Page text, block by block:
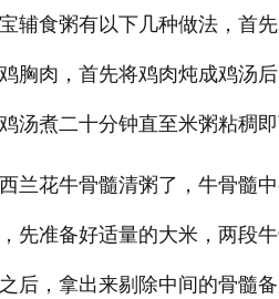
辅食粥有以下几种做法，首
胸肉，首先将鸡肉炖成鸡汤
汤煮二十分钟直至米粥粘稠即
兰花牛骨髓清粥了，牛骨髓
先准备好适量的大米，两段
后，拿出来剔除中间的骨髓